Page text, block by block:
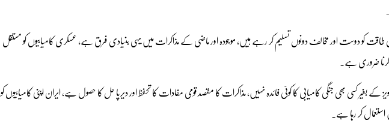
طاقت کو دوست اور مخالف دونوں تسلیم کر رہے ہیں، موجودہ اور ماضی کے مذاکرات میں یہی بنیادی فرق ہے، عسکری کامیابیوں کو مستقل
کرنا ضروری ہے۔
کے بغیر کسی بھی جنگی کامیابی کا کوئی فائدہ نہیں، مذاکرات کا مقصد قومی مفادات کا تحفظ اور دیرپا حل کا حصول ہے، ایران اپنی کامیابیوں کو
کر رہا ہے۔